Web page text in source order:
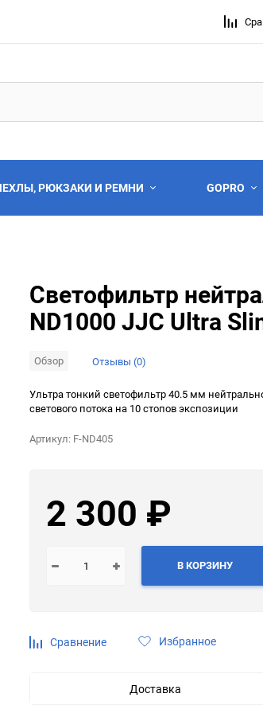
Выберите категорию
Выберите категорию
Выберите категорию
Выберите категорию
РЮКЗАКИ И РЕМНИ GOPRO
Выберите категорию
Светофильтр
ND1000 JJC Ultra
Обзор Отзывы (0)
Ультра тонкий светофильтр 40.5 мм
светового потока на 10 стопов экспозиции
Артикул: F-ND405
2 300 ₽
В КОРЗИНУ
Сравнение Избранное
Доставка